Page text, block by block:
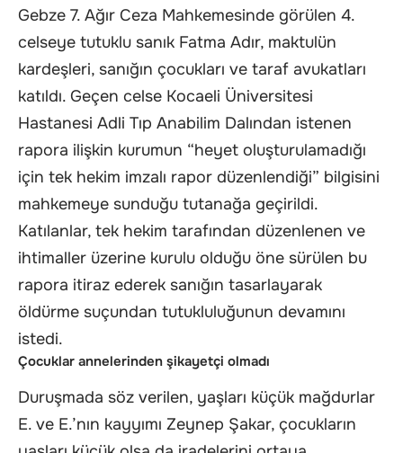
Gebze 7. Ağır Ceza Mahkemesinde görülen 4.
celseye tutuklu sanık Fatma Adır, maktulün
kardeşleri, sanığın çocukları ve taraf avukatları
katıldı. Geçen celse Kocaeli Üniversitesi
Hastanesi Adli Tıp Anabilim Dalından istenen
rapora ilişkin kurumun “heyet oluşturulamadığı
için tek hekim imzalı rapor düzenlendiği” bilgisini
mahkemeye sunduğu tutanağa geçirildi.
Katılanlar, tek hekim tarafından düzenlenen ve
ihtimaller üzerine kurulu olduğu öne sürülen bu
rapora itiraz ederek sanığın tasarlayarak
öldürme suçundan tutukluluğunun devamını
istedi.
Çocuklar annelerinden şikayetçi olmadı
Duruşmada söz verilen, yaşları küçük mağdurlar
E. ve E.’nın kayyımı Zeynep Şakar, çocukların